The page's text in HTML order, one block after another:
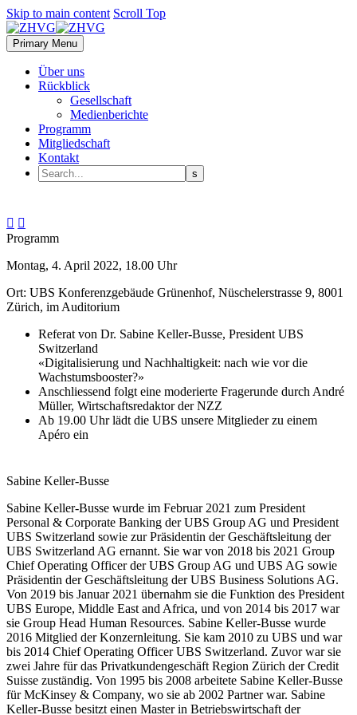
Skip to main content Scroll Top
Primary Menu
Über uns
Rückblick
Gesellschaft
Medienberichte
Programm
Mitgliedschaft
Kontakt
 
Programm
Montag, 4. April 2022, 18.00 Uhr
Ort: UBS Konferenzgebäude Grünenhof, Nüschelerstrasse 9, 8001
Zürich, im Auditorium
Referat von Dr. Sabine Keller-Busse, President UBS
Switzerland
«Digitalisierung und Nachhaltigkeit: nach wie vor die
Wachstumsbooster?»
Anschliessend folgt eine moderierte Fragerunde durch André
Müller, Wirtschaftsredaktor der NZZ
Ab 19.00 Uhr lädt die UBS unsere Mitglieder zu einem
Apéro ein
Sabine Keller-Busse
Sabine Keller-Busse wurde im Februar 2021 zum President
Personal & Corporate Banking der UBS Group AG und President
UBS Switzerland sowie zur Präsidentin der Geschäftsleitung der
UBS Switzerland AG ernannt. Sie war von 2018 bis 2021 Group
Chief Operating Officer der UBS Group AG und UBS AG sowie
Präsidentin der Geschäftsleitung der UBS Business Solutions AG.
Von 2019 bis Januar 2021 übernahm sie die Funktion des President
UBS Europe, Middle East and Africa, und von 2014 bis 2017 war
sie Group Head Human Resources. Sabine Keller-Busse wurde
2016 Mitglied der Konzernleitung. Sie kam 2010 zu UBS und war
bis 2014 Chief Operating Officer UBS Switzerland. Zuvor war sie
zwei Jahre für das Privatkundengeschäft Region Zürich der Credit
Suisse zuständig. Von 1995 bis 2008 arbeitete Sabine Keller-Busse
für McKinsey & Company, wo sie ab 2002 Partner war. Sabine
Keller-Busse besitzt einen Master in Betriebswirtschaft der